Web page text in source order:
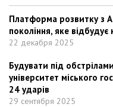
Платформа розвитку з
покоління, яке відбудує
22 декабря 2025
Будувати під
університет міського
24 ударів
29 сентября 2025